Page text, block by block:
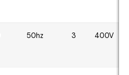
50hz 3 400V